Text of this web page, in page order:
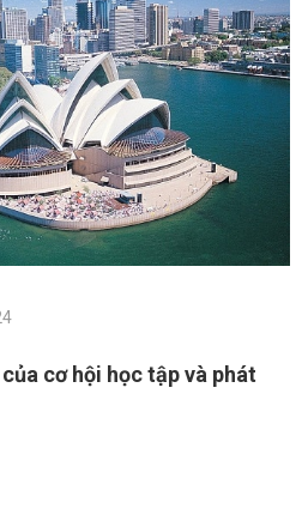
cơ hội học tập và phát